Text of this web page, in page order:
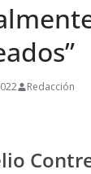
Redacción